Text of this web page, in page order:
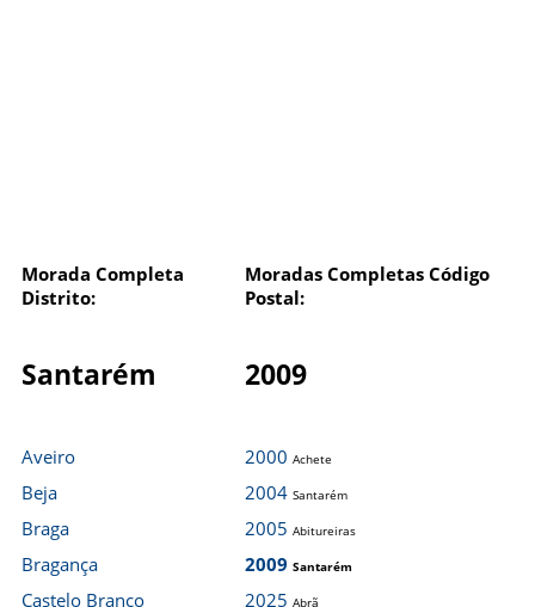
Morada Completa
Distrito:
Moradas Completas Código
Postal:
Santarém 2009
Aveiro
Beja
Braga
Bragança
Castelo Branco
2000 Achete
2004 Santarém
2005 Abitureiras
2009 Santarém
2025 Abrã